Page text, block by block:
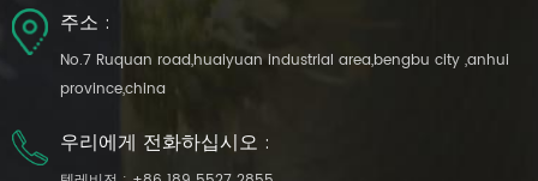
주소 :
No.7 Ruquan road,huaiyuan industrial area,bengbu city ,anhui
province,china
우리에게 전화하십시오 :